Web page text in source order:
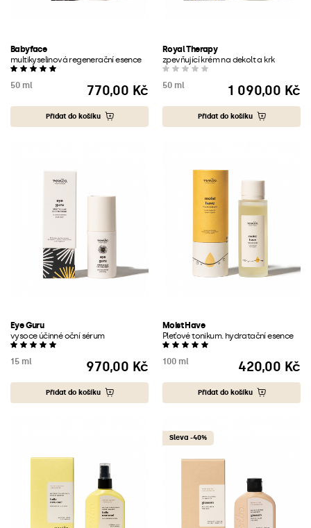
Babyface
multikyselinová regenerační esence
50 ml
Cena
770,00 Kč
Přidat do košíku
Royal Therapy
zpevňující krém na dekolt a krk
50 ml
Cena
1 090,00 Kč
Přidat do košíku
Eye Guru
vysoce účinné oční sérum
15 ml
Cena
970,00 Kč
Přidat do košíku
Moist Have
Pleťové tonikum. hydratační esence
100 ml
Cena
420,00 Kč
Přidat do košíku
Sleva -40%